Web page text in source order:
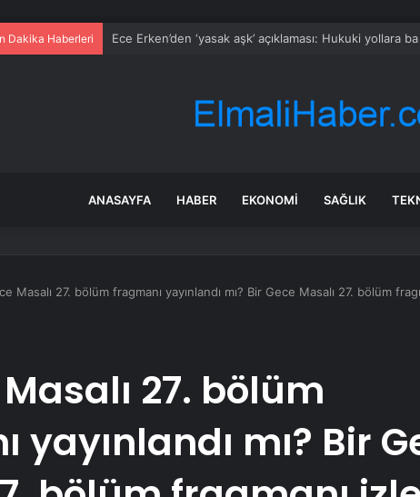
Dakika Haberleri Ece Erken’den ‘yasak aşk’ açıklaması: Hukuki yollara
ANASAYFA HABER EKONOMI SAĞLIK
Masalı 27. bölüm fragmanı yayınlandı mı? Bir Gece Masalı 27. bölüm
27. bölüm
yayınlandı mı? Bir